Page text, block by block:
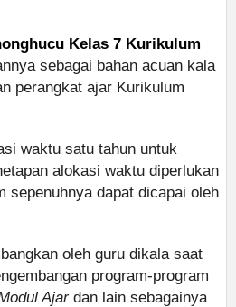
Kelas 7 Kurikulum
sebagai bahan acuan kala
perangkat ajar Kurikulum
waktu satu tahun untuk
alokasi waktu diperlukan
sepenuhnya dapat dicapai oleh
oleh guru dikala saat
program-program
Ajardan lain sebagainya